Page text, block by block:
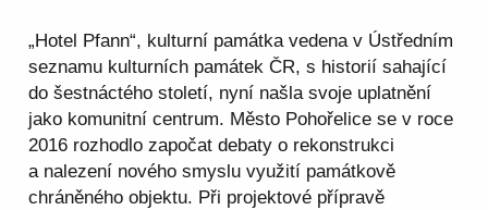
„Hotel Pfann“, kulturní památka vedena v Ústředním
seznamu kulturních památek ČR, s historií sahající
do šestnáctého století, nyní našla svoje uplatnění
jako komunitní centrum. Město Pohořelice se v roce
2016 rozhodlo započat debaty o rekonstrukci
a nalezení nového smyslu využití památkově
chráněného objektu. Při projektové přípravě